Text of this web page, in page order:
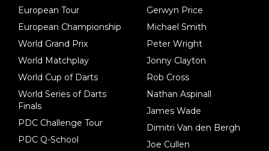
European Tour
European Championship
World Grand Prix
World Matchplay
World Cup of Darts
World Series of Darts
Finals
PDC Challenge Tour
PDC Q-School
Gerwyn Price
Michael Smith
Peter Wright
Jonny Clayton
Rob Cross
Nathan Aspinall
James Wade
Dimitri Van den Bergh
Joe Cullen